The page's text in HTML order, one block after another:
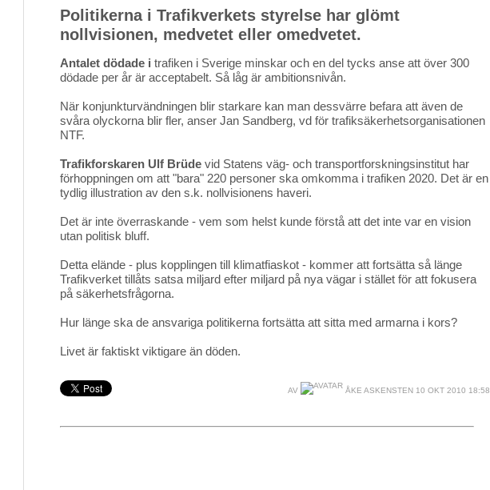
Politikerna i Trafikverkets styrelse har glömt
nollvisionen, medvetet eller omedvetet.
Antalet dödade i trafiken i Sverige minskar och en del tycks anse att över 300
dödade per år är acceptabelt. Så låg är ambitionsnivån.
När konjunkturvändningen blir starkare kan man dessvärre befara att även de
svåra olyckorna blir fler, anser Jan Sandberg, vd för trafiksäkerhetsorganisationen
NTF.
Trafikforskaren Ulf Brüde vid Statens väg- och transportforskningsinstitut har
förhoppningen om att "bara" 220 personer ska omkomma i trafiken 2020. Det är en
tydlig illustration av den s.k. nollvisionens haveri.
Det är inte överraskande - vem som helst kunde förstå att det inte var en vision
utan politisk bluff.
Detta elände - plus kopplingen till klimatfiaskot - kommer att fortsätta så länge
Trafikverket tillåts satsa miljard efter miljard på nya vägar i stället för att fokusera
på säkerhetsfrågorna.
Hur länge ska de ansvariga politikerna fortsätta att sitta med armarna i kors?
Livet är faktiskt viktigare än döden.
AV ÅKE ASKENSTEN 10 OKT 2010 18:58